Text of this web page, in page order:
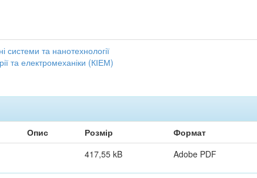
системи та нанотехнології
та електромеханіки (КІЕМ)
Опис Розмір
Формат
417,55 kB Adobe PDF